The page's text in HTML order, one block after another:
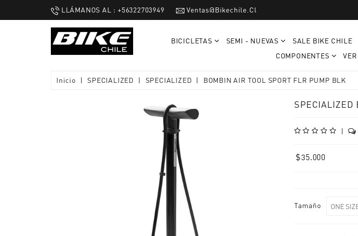
LLÁMANOS AL : +56322703949 Ventas@bikechile.cl
BICICLETAS SEMI - NUEVAS SALE BIKE CHILE
COMPONENTES
Inicio SPECIALIZED SPECIALIZED BOMBIN AIR TOOL SPORT FLR PUMP BLK
SPECIALIZED
|
$35.000
Tamaño